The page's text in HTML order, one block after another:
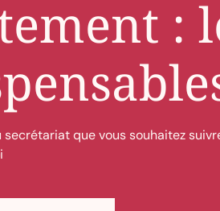
:
secrétariat que vous souhaitez